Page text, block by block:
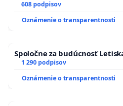
SLOVENSKEJ REPUBLIKY &
zanedbaného stavu
kanálov na Slovensku
608 podpisov
Oznámenie o transparentnosti
Spoločne za budúcnosť
1 290 podpisov
Oznámenie o transparentnosti